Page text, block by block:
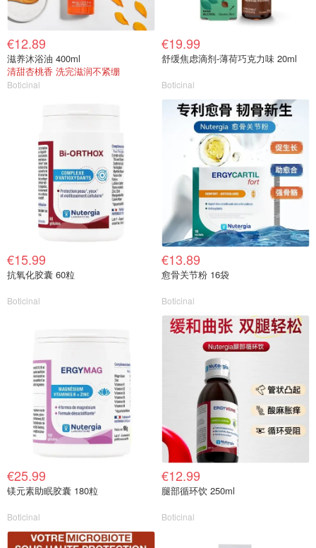
€12.89
滋养沐浴油 400ml
清甜杏桃香 洗完滋润不紧绷
Boticinal
€19.99
舒缓焦虑滴剂-薄荷巧克力味 20ml
Boticinal
€15.99
抗氧化胶囊 60粒
Boticinal
€13.89
愈骨关节粉 16袋
Boticinal
€25.99
镁元素助眠胶囊 180粒
Boticinal
€12.99
腿部循环饮 250ml
Boticinal